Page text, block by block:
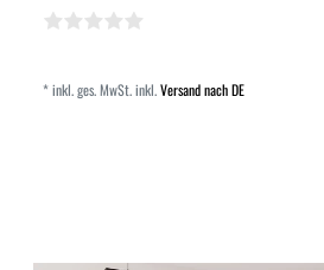
*inkl. ges. MwSt.inkl.Versand nach DE